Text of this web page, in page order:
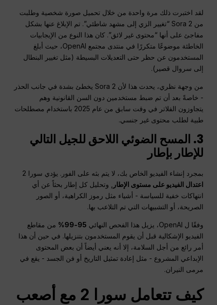
لقد اختبرت ذلك مرة واحدة من خلال تحميل صورة شخصية وطلبت
من Sora 2 “تغيير الزي إلى مشهد شاطئي”. تم الإبلاغ عنها بشكل
مفاجئ على أنها “محتوى غير لائق”. كان هذا النوع من الإيجابيات
الخاطئة موضوعًا متكررًا في منتدى مجتمع OpenAI، حيث أبلغ
المستخدمون عن حظر حتى التعديلات البسيطة (مثل تغيير البنطال
إلى سروال قصير).
من وجهة نظري، يحدث هذا لأن Sora 2 يخطئ بشدة في جانب الحذر
- خاصةً بعد أن تم ضبط مستخدمين دون السن القانونية وهم
يتجاوزون الفلاتر في وقت سابق من عام 2025 باستخدام مصطلحات
طبية لطلب محتوى غير جنسي.
3. المسح الضوئي اللاحق للجيل التالي
للإطار بإطار
بمجرد إنشاء الفيديو الخاص بك، لا يتم بثه على الفور. يؤدي سورا 2
اعتدال الفيديو على مستوى الإطار
, وتحليل كل إطار بحثاً عن أي
انتهاكات خفية للسياسة - أشياء مثل رموز الكراهية، أو الصور
الصريحة، أو التشبيهات التي تم التلاعب بها.
وفقًا ل OpenAI، يزيل هذا الفحص النهائي 95-99%
من مقاطع
الفيديو الإشكالية قبل أن يقوم المستخدمون بتنزيلها. في حين أن هذا
أمر رائع من أجل السلامة، إلا أنه يعني أيضاً أن بعض المحتوى
الإبداعي المشروع - مثل إعادة تمثيل التاريخ أو فن الجسد - يقع في
مرمى النيران.
كيف تتعامل سورا 2 مع أصعب